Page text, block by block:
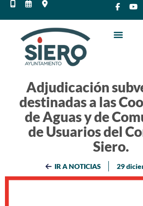
Adjudicación
destinadas a las
de Aguas y de
de Usuarios del
Siero.
IR A NOTICIAS 29